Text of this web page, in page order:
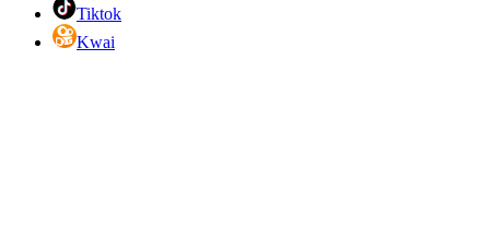
Tiktok
Kwai